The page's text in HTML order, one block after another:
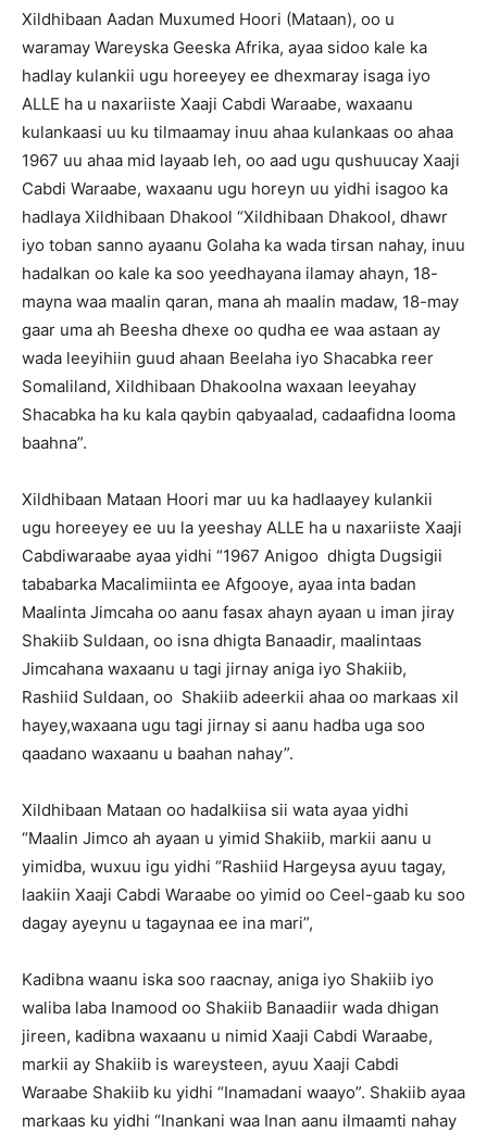
Xildhibaan Aadan Muxumed Hoori (Mataan), oo u
waramay Wareyska Geeska Afrika, ayaa sidoo kale ka
hadlay kulankii ugu horeeyey ee dhexmaray isaga iyo
ALLE ha u naxariiste Xaaji Cabdi Waraabe, waxaanu
kulankaasi uu ku tilmaamay inuu ahaa kulankaas oo ahaa
1967 uu ahaa mid layaab leh, oo aad ugu qushuucay Xaaji
Cabdi Waraabe, waxaanu ugu horeyn uu yidhi isagoo ka
hadlaya Xildhibaan Dhakool “Xildhibaan Dhakool, dhawr
iyo toban sanno ayaanu Golaha ka wada tirsan nahay, inuu
hadalkan oo kale ka soo yeedhayana ilamay ahayn, 18-
mayna waa maalin qaran, mana ah maalin madaw, 18-may
gaar uma ah Beesha dhexe oo qudha ee waa astaan ay
wada leeyihiin guud ahaan Beelaha iyo Shacabka reer
Somaliland, Xildhibaan Dhakoolna waxaan leeyahay
Shacabka ha ku kala qaybin qabyaalad, cadaafidna looma
baahna”.
Xildhibaan Mataan Hoori mar uu ka hadlaayey kulankii
ugu horeeyey ee uu la yeeshay ALLE ha u naxariiste Xaaji
Cabdiwaraabe ayaa yidhi “1967 Anigoo dhigta Dugsigii
tababarka Macalimiinta ee Afgooye, ayaa inta badan
Maalinta Jimcaha oo aanu fasax ahayn ayaan u iman jiray
Shakiib Suldaan, oo isna dhigta Banaadir, maalintaas
Jimcahana waxaanu u tagi jirnay aniga iyo Shakiib,
Rashiid Suldaan, oo Shakiib adeerkii ahaa oo markaas xil
hayey,waxaana ugu tagi jirnay si aanu hadba uga soo
qaadano waxaanu u baahan nahay”.
Xildhibaan Mataan oo hadalkiisa sii wata ayaa yidhi
“Maalin Jimco ah ayaan u yimid Shakiib, markii aanu u
yimidba, wuxuu igu yidhi “Rashiid Hargeysa ayuu tagay,
laakiin Xaaji Cabdi Waraabe oo yimid oo Ceel-gaab ku soo
dagay ayeynu u tagaynaa ee ina mari”,
Kadibna waanu iska soo raacnay, aniga iyo Shakiib iyo
waliba laba Inamood oo Shakiib Banaadiir wada dhigan
jireen, kadibna waxaanu u nimid Xaaji Cabdi Waraabe,
markii ay Shakiib is wareysteen, ayuu Xaaji Cabdi
Waraabe Shakiib ku yidhi “Inamadani waayo”. Shakiib ayaa
markaas ku yidhi “Inankani waa Inan aanu ilmaamti nahay